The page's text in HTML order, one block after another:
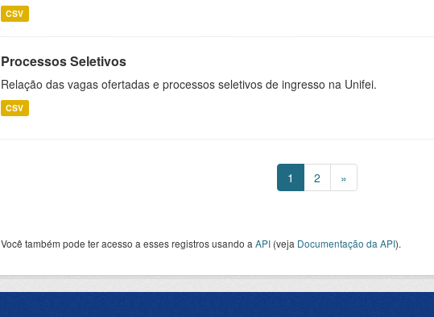
CSV
Processos Seletivos
Relação das vagas ofertadas e processos seletivos de ingresso na Unifei.
CSV
1 2 »
Você também pode ter acesso a esses registros usando a API (veja Documentação da API).